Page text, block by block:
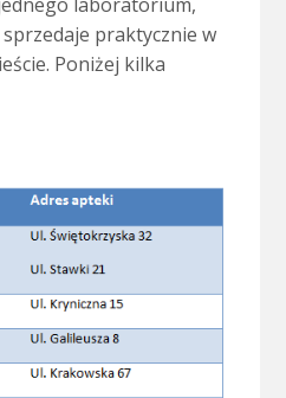
praktycznie w
Poniżej kilka